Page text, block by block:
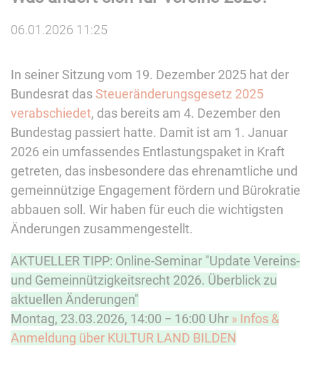
06.01.2026 11:25
In seiner Sitzung vom 19. Dezember 2025 hat der
Bundesrat dasSteueränderungsgesetz 2025
verabschiedet, das bereits am 4. Dezember den
Bundestag passiert hatte. Damit ist am 1. Januar
2026 ein umfassendes Entlastungspaket in Kraft
getreten, das insbesondere das ehrenamtliche und
gemeinnützige Engagement fördern und Bürokratie
abbauen soll. Wir haben für euch die wichtigsten
Änderungen zusammengestellt.
AKTUELLER TIPP: Online-Seminar "Update Vereins-
und Gemeinnützigkeitsrecht 2026. Überblick zu
aktuellen Änderungen"
Montag, 23.03.2026, 14:00 − 16:00 Uhr » Infos &
Anmeldung über KULTUR LAND BILDEN